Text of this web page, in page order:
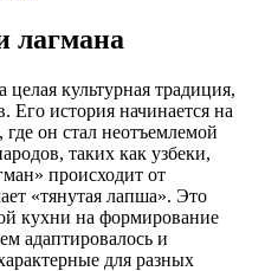
лагмана
культурная традиция,
Его история начинается на
он стал неотъемлемой
таких как узбеки,
происходит от
«тянутая лапша». Это
кухни на формирование
адаптировалось и
для разных